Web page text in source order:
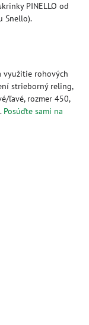
PINELLO od
Snello).
využitie rohových
strieborný reling,
ľavé, rozmer 450,
Posúďte sami na